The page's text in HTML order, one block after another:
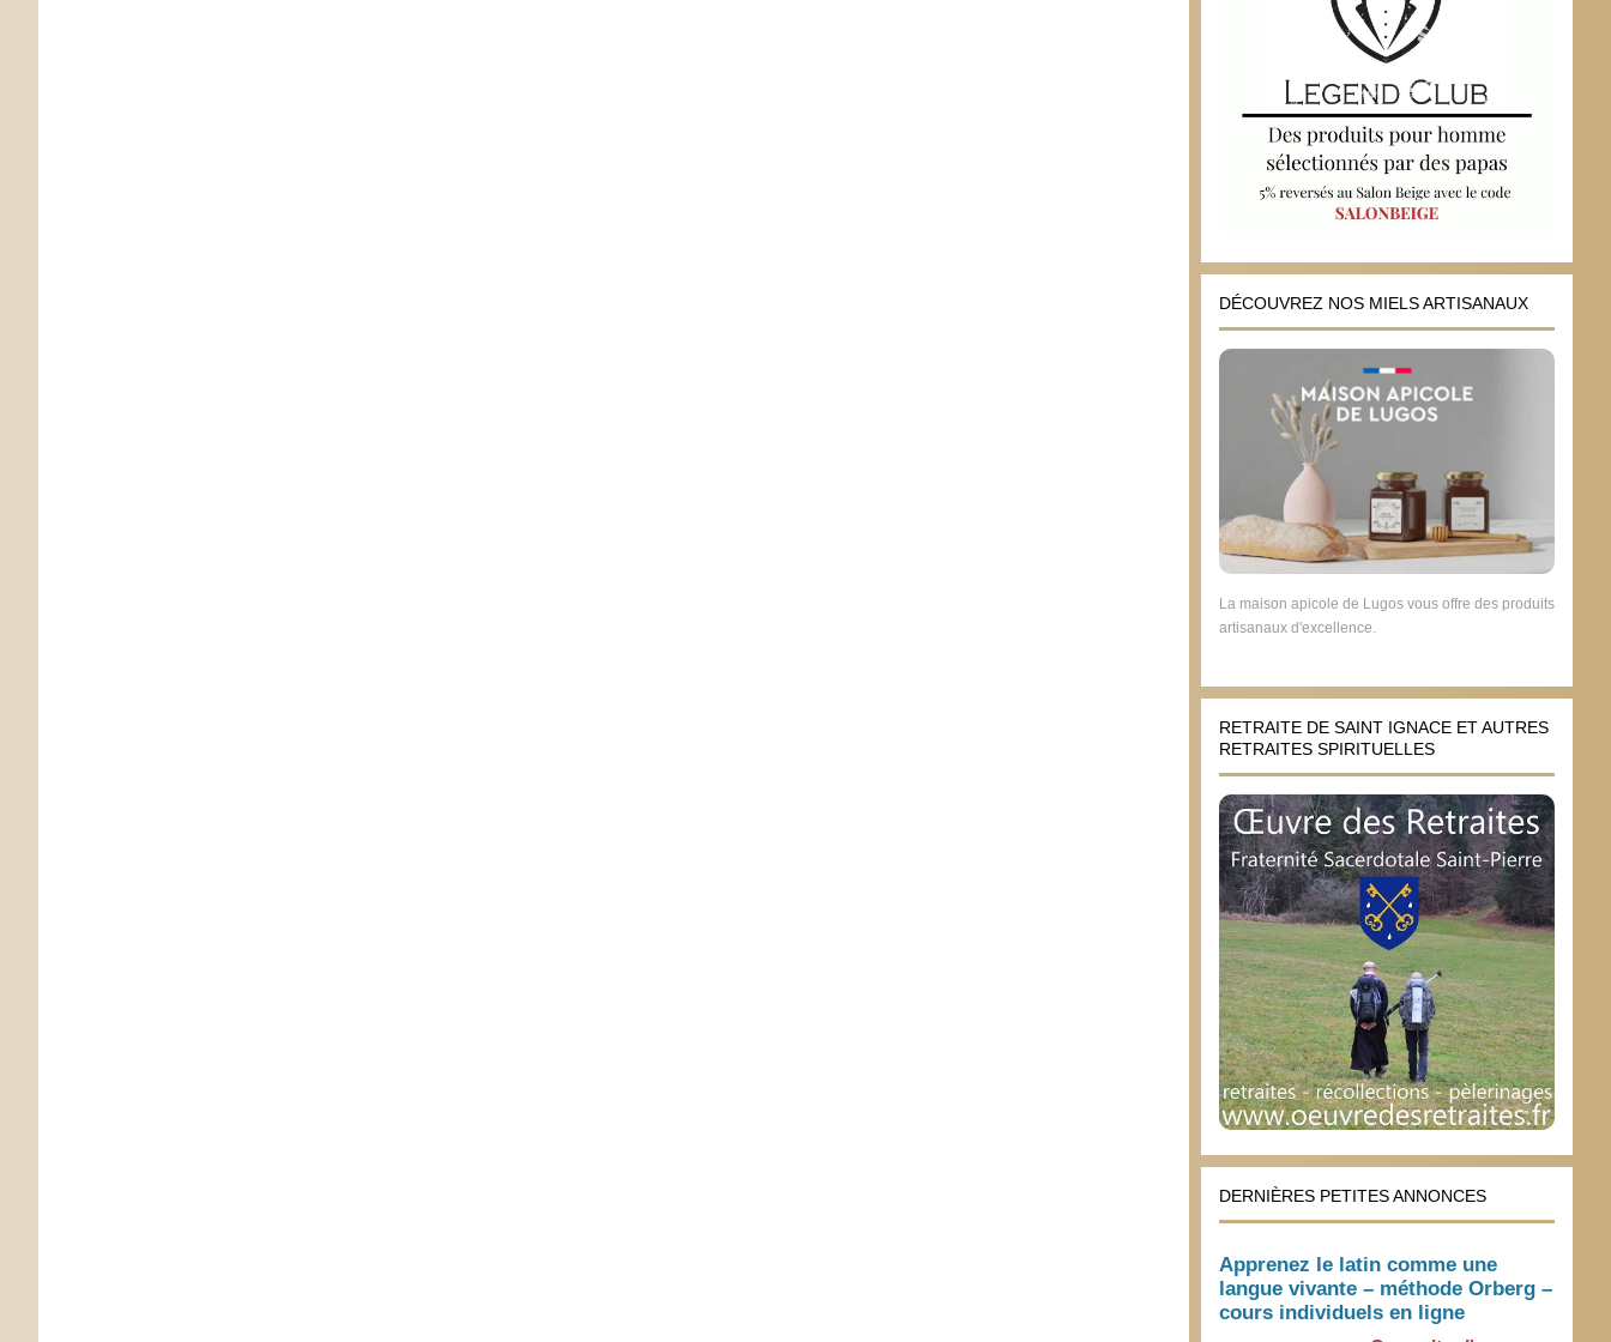
DÉCOUVREZ NOS MIELS ARTISANAUX
La maison apicole de Lugos vous offre des produits
artisanaux d'excellence.
RETRAITE DE SAINT IGNACE ET AUTRES
RETRAITES SPIRITUELLES
DERNIÈRES PETITES ANNONCES
Apprenez le latin comme une
langue vivante – méthode Orberg –
cours individuels en ligne